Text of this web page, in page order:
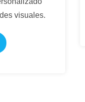
visuales.